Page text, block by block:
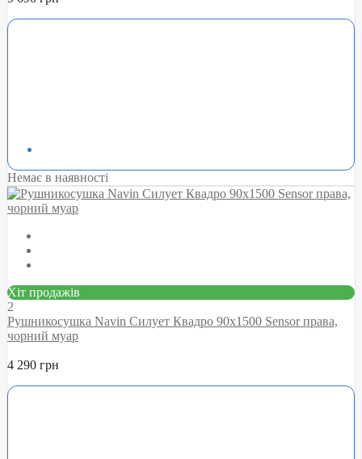
Немає в наявності
Хіт продажів
2
Рушникосушка Navin Силует Квадро 90х1500 Sensor права,
чорний муар
4 290 грн